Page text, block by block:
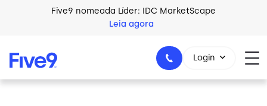
Skip to main contentFive9 nomeada Líder: IDC MarketScape
Leia agora
Login